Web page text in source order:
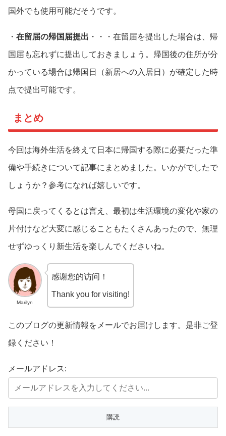
国外でも使用可能だそう です。
・ 在留届の帰国届提出 ・・・在留届を提出した場合は、帰
国届も忘れずに提出しておきましょう。帰国後の住所が分
かっている場合は帰国日（新居への入居日）が確定した時
点で提出可能です。
まとめ
今回は海外生活を終えて日本に帰国する際に必要だった準
備や手続きについて記事にまとめました。いかがでしたで
しょうか？参考になれば嬉しいです。
母国に戻ってくるとは言え、最初は生活環境の変化や家の
片付けなど大変に感じることもたくさんあったので、無理
せずゆっくり新生活を楽しんでくださいね。
Marilyn
感谢您的访问！
Thank you for visiting!
このブログの更新情報をメールでお届けします。是非ご登
録ください！
メールアドレス: